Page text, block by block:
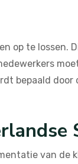
op te
bepaald
van de